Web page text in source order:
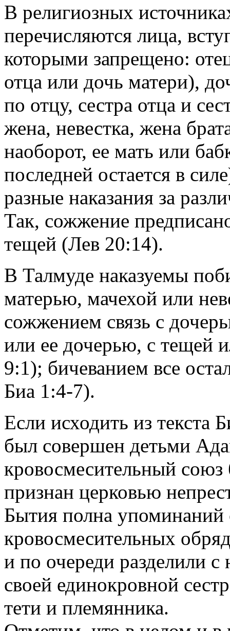
В религиозных
перечисляются лица,
которыми запрещено:
отца или дочь матери),
по отцу, сестра отца и
жена, невестка, жена
наоборот, ее мать или
последней остается в
разные наказания за
Так, сожжение
тещей (Лев 20:14).
В Талмуде наказуемы
матерью, мачехой или
сожжением связь с
или ее дочерью, с тещей
9:1); бичеванием все
Биа 1:4-7).
Если исходить из текста
был совершен детьми
кровосмесительный
признан церковью
Бытия полна
кровосмесительных
и по очереди разделили
своей единокровной
тети и племянника.